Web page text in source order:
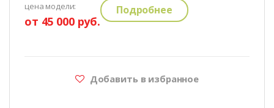
цена модели:
от 45 000 руб.
Подробнее
Добавить в избранное